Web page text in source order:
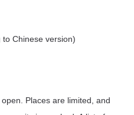
to Chinese version)
Places are limited, and